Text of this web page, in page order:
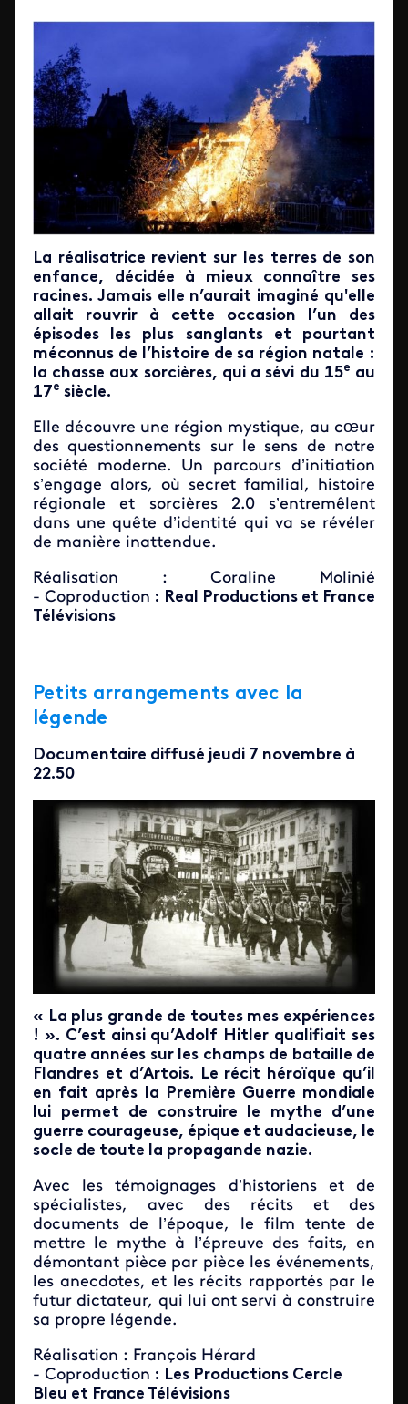
La réalisatrice revient sur les terres de son
enfance, décidée à mieux connaître ses
racines. Jamais elle n’aurait imaginé qu'elle
allait rouvrir à cette occasion l’un des
épisodes les plus sanglants et pourtant
méconnus de l’histoire de sa région natale :
la chasse aux sorcières, qui a sévi du 15e au
17e siècle.
Elle découvre une région mystique, au cœur
des questionnements sur le sens de notre
société moderne. Un parcours d’initiation
s’engage alors, où secret familial, histoire
régionale et sorcières 2.0 s’entremêlent
dans une quête d’identité qui va se révéler
de manière inattendue.
Réalisation : Coraline Molinié
- Coproduction : Real Productions et France
Télévisions
Petits arrangements avec la
légende
Documentaire diffusé jeudi 7 novembre à
22.50
« La plus grande de toutes mes expériences
! ». C’est ainsi qu’Adolf Hitler qualifiait ses
quatre années sur les champs de bataille de
Flandres et d’Artois. Le récit héroïque qu’il
en fait après la Première Guerre mondiale
lui permet de construire le mythe d’une
guerre courageuse, épique et audacieuse, le
socle de toute la propagande nazie.
Avec les témoignages d’historiens et de
spécialistes, avec des récits et des
documents de l’époque, le film tente de
mettre le mythe à l’épreuve des faits, en
démontant pièce par pièce les événements,
les anecdotes, et les récits rapportés par le
futur dictateur, qui lui ont servi à construire
sa propre légende.
Réalisation : François Hérard
- Coproduction : Les Productions Cercle
Bleu et France Télévisions